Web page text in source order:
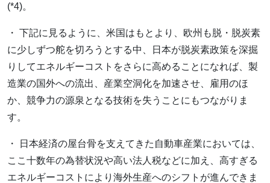
(*4)。
・ 下記に見るように、米国はもとより、欧州も脱・脱炭素
に少しずつ舵を切ろうとする中、日本が脱炭素政策を深掘
りしてエネルギーコストをさらに高めることになれば、製
造業の国外への流出、産業空洞化を加速させ、雇用のほ
か、競争力の源泉となる技術を失うことにもつながりま
す。
・ 日本経済の屋台骨を支えてきた自動車産業においては、
ここ十数年の為替状況や高い法人税などに加え、高すぎる
エネルギーコストにより海外生産へのシフトが進んできま